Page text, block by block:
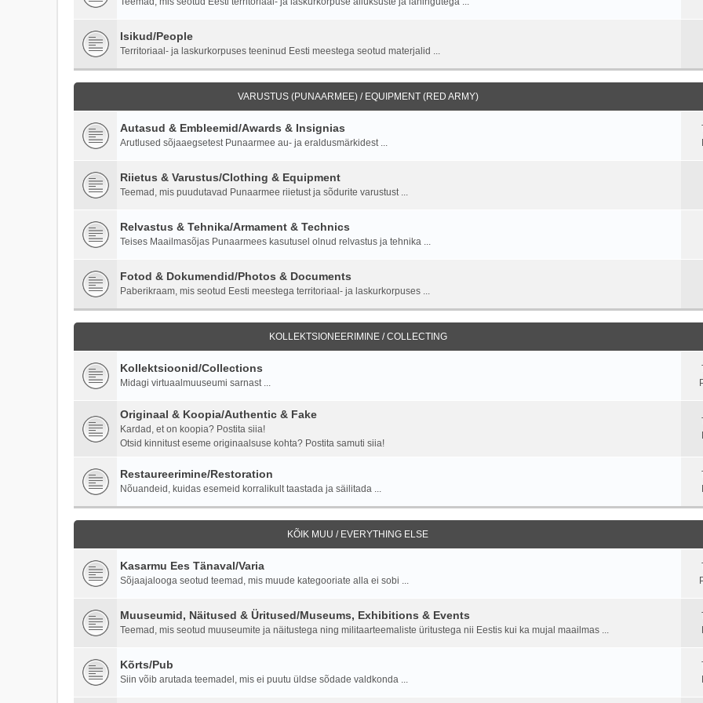
Isikud/People
Territoriaal- ja laskurkorpuses teeninud Eesti meestega seotud materjalid ...
VARUSTUS (PUNAARMEE) / EQUIPMENT (RED ARMY)
Autasud & Embleemid/Awards & Insignias
Arutlused sõjaaegsetest Punaarmee au- ja eraldusmärkidest ...
Riietus & Varustus/Clothing & Equipment
Teemad, mis puudutavad Punaarmee riietust ja sõdurite varustust ...
Relvastus & Tehnika/Armament & Technics
Teises Maailmasõjas Punaarmees kasutusel olnud relvastus ja tehnika ...
Fotod & Dokumendid/Photos & Documents
Paberikraam, mis seotud Eesti meestega territoriaal- ja laskurkorpuses ...
KOLLEKTSIONEERIMINE / COLLECTING
Kollektsioonid/Collections
Midagi virtuaalmuuseumi sarnast ...
Originaal & Koopia/Authentic & Fake
Kardad, et on koopia? Postita siia!
Otsid kinnitust eseme originaalsuse kohta? Postita samuti siia!
Restaureerimine/Restoration
Nõuandeid, kuidas esemeid korralikult taastada ja säilitada ...
KÕIK MUU / EVERYTHING ELSE
Kasarmu Ees Tänaval/Varia
Sõjaajalooga seotud teemad, mis muude kategooriate alla ei sobi ...
Muuseumid, Näitused & Üritused/Museums, Exhibitions & Events
Teemad, mis seotud muuseumite ja näitustega ning militaarteemaliste üritustega nii Eestis kui ka mujal maailmas ...
Kõrts/Pub
Siin võib arutada teemadel, mis ei puutu üldse sõdade valdkonda ...